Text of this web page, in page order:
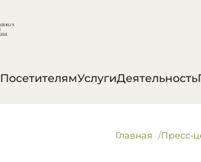
ПосетителямУслугиДеятельность
Главная Пресс-